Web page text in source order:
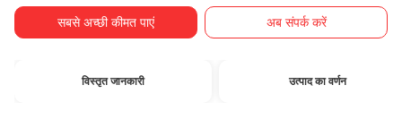
सबसे अच्छी कीमत पाएं अब संपर्क करें
विस्तृत जानकारी उत्पाद का वर्णन